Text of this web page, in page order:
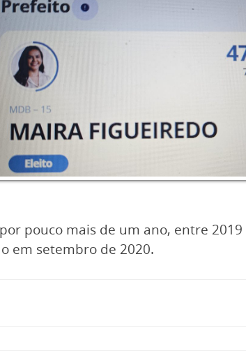
pouco mais de um ano, entre 2019
em setembro de 2020.